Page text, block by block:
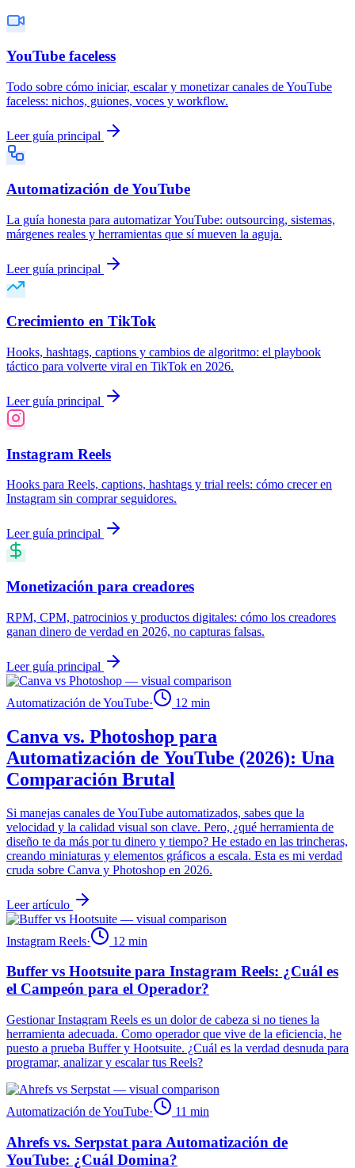
YouTube faceless
Todo sobre cómo iniciar, escalar y monetizar canales de YouTube
faceless: nichos, guiones, voces y workflow.
Leer guía principal
Automatización de YouTube
La guía honesta para automatizar YouTube: outsourcing, sistemas,
márgenes reales y herramientas que sí mueven la aguja.
Leer guía principal
Crecimiento en TikTok
Hooks, hashtags, captions y cambios de algoritmo: el playbook
táctico para volverte viral en TikTok en 2026.
Leer guía principal
Instagram Reels
Hooks para Reels, captions, hashtags y trial reels: cómo crecer en
Instagram sin comprar seguidores.
Leer guía principal
Monetización para creadores
RPM, CPM, patrocinios y productos digitales: cómo los creadores
ganan dinero de verdad en 2026, no capturas falsas.
Leer guía principal
Automatización de YouTube· 12 min
Canva vs. Photoshop para
Automatización de YouTube (2026): Una
Comparación Brutal
Si manejas canales de YouTube automatizados, sabes que la
velocidad y la calidad visual son clave. Pero, ¿qué herramienta de
diseño te da más por tu dinero y tiempo? He estado en las trincheras,
creando miniaturas y elementos gráficos a escala. Esta es mi verdad
cruda sobre Canva y Photoshop en 2026.
Leer artículo
Instagram Reels· 12 min
Buffer vs Hootsuite para Instagram Reels: ¿Cuál es
el Campeón para el Operador?
Gestionar Instagram Reels es un dolor de cabeza si no tienes la
herramienta adecuada. Como operador que vive de la eficiencia, he
puesto a prueba Buffer y Hootsuite. ¿Cuál es la verdad desnuda para
programar, analizar y escalar tus Reels?
Automatización de YouTube· 11 min
Ahrefs vs. Serpstat para Automatización de
YouTube: ¿Cuál Domina?